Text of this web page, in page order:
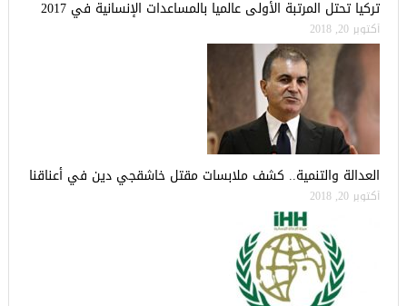
تركيا تحتل المرتبة الأولى عالميا بالمساعدات الإنسانية في 2017
أكتوبر 20, 2018
العدالة والتنمية.. كشف ملابسات مقتل خاشقجي دين في أعناقنا
أكتوبر 20, 2018